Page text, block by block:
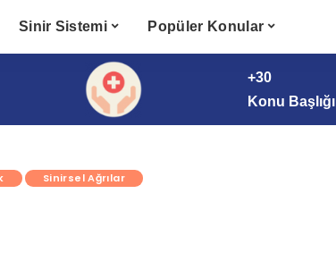
Sinir Sistemi Popüler Konular
+30
Konu Başlığı
Sinirsel Ağrılar